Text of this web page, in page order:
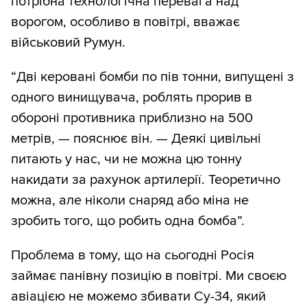
ворогом, особливо в повітрі, вважає
військовий Румун.
“Дві керовані бомби по пів тонни, випущені з
одного винищувача, роблять прорив в
обороні противника приблизно на 500
метрів, — пояснює він. — Деякі цивільні
питають у нас, чи не можна цю тонну
накидати за рахунок артилерії. Теоретично
можна, але ніколи снаряд або міна не
зробить того, що робить одна бомба”.
Проблема в тому, що на сьогодні Росія
займає панівну позицію в повітрі. Ми своєю
авіацією не можемо збивати Су-34, який